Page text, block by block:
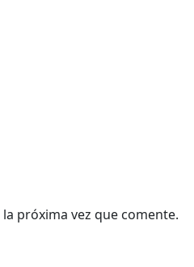
próxima vez que comente.